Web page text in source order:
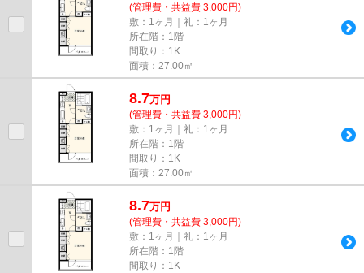
(管理費・共益費 3,000円)
敷：1ヶ月｜礼：1ヶ月
所在階：1階
間取り：1K
面積：27.00㎡
8.7万円
(管理費・共益費 3,000円)
敷：1ヶ月｜礼：1ヶ月
所在階：1階
間取り：1K
面積：27.00㎡
8.7万円
(管理費・共益費 3,000円)
敷：1ヶ月｜礼：1ヶ月
所在階：1階
間取り：1K